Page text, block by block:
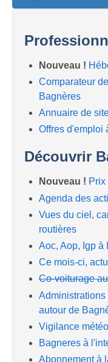
Nouveau !
Comparateur
Bagnères
Annuaire de
Offres d'emploi
Découvrir
Nouveau !
Agenda des
Vues du ciel,
routières
Aoc, Aop, Igp à
Ce mois-ci,
Co-voiturage
autour de
Vigilance
Bagneres à
Abonnement à